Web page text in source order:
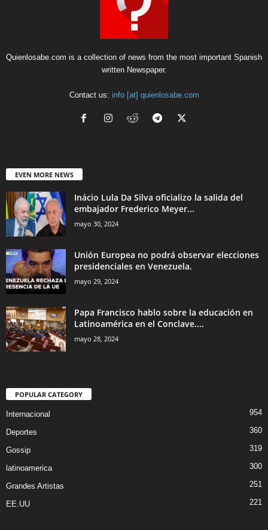
Quienlosabe.com is a collection of news from the most important Spanish
written Newspaper.
Contact us: info [at] quienlosabe.com
EVEN MORE NEWS
Inácio Lula Da Silva oficializo la salida del
embajador Frederico Meyer...
mayo 30, 2024
Unión Europea no podrá observar elecciones
presidenciales en Venezuela.
mayo 29, 2024
Papa Francisco hablo sobre la educación en
Latinoamérica en el Conclave....
mayo 28, 2024
POPULAR CATEGORY
Internacional 954
Deportes 360
Gossip 319
latinoamerica 300
Grandes Artistas 251
EE.UU 221